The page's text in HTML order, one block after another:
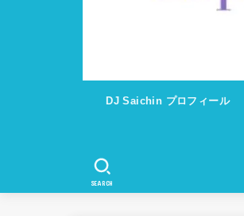
DJ Saichin プロフィール
SEARCH